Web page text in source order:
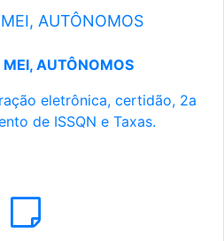
AUTÔNOMOS
MEI, AUTÔNOMOS
eletrônica, certidão, 2a
de ISSQN e Taxas.